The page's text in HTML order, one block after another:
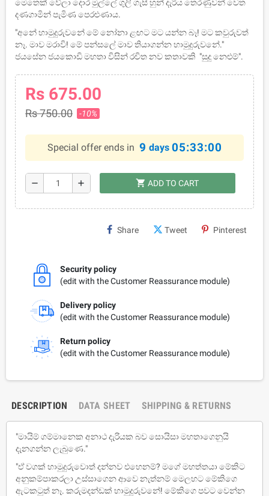
මෙතෙක් වේලා දොර මුල්ලේ ගුලි ගැසී හුන් දැරිය තෙරණුවන් වෙත
දණගාමින් පැමිණ පෙරළුණාය.
"අනේ හාමුදුරුවනේ මේ නෝනා ළඟට මට යන්න බෑ! මට කවුරුවත්
නෑ. මාව මරාවි! මේ පන්සලේ මාව තියාගන්න හාමුදුරුවනේ."
ජයසේන ජයකොඩි මහතා විසින් රචිත නව කතාවකි "සුදු නෙළුම්".
Rs 675.00
Rs 750.00 -10%
Special offer ends in 9 days 05:32:59
remove add shopping_cart ADD TO CART
Share Tweet Pinterest
Security policy
(edit with the Customer Reassurance module)
Delivery policy
(edit with the Customer Reassurance module)
Return policy
(edit with the Customer Reassurance module)
DESCRIPTION DATA SHEET SHIPPING & RETURNS
"මායිම් ගම්මානෙක අනාථ දැරියක බව සොයිසා මහතාගෙනුයි
දැනගන්න ලැබුණෙ."
"ඒ වගක් හාමුදුරුවොත් දන්නව එහෙනම්? මගේ මහත්තයා මේකිට
අනුකම්පාකරලා උස්සාගෙන ආවෙ නැත්නම් මෙලහට මේකිගෙ
ඇටකටුත් නෑ. කරුමදන්ඩක් හාමුදුරුවනේ! මේකිගෙ පවට වෙන්න